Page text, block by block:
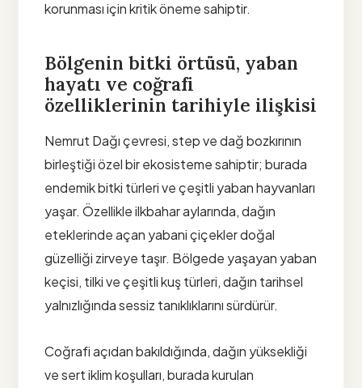
korunması için kritik öneme sahiptir.
Bölgenin bitki örtüsü, yaban
hayatı ve coğrafi
özelliklerinin tarihiyle ilişkisi
Nemrut Dağı çevresi, step ve dağ bozkırının
birleştiği özel bir ekosisteme sahiptir; burada
endemik bitki türleri ve çeşitli yaban hayvanları
yaşar. Özellikle ilkbahar aylarında, dağın
eteklerinde açan yabani çiçekler doğal
güzelliği zirveye taşır. Bölgede yaşayan yaban
keçisi, tilki ve çeşitli kuş türleri, dağın tarihsel
yalnızlığında sessiz tanıklıklarını sürdürür.
Coğrafi açıdan bakıldığında, dağın yüksekliği
ve sert iklim koşulları, burada kurulan